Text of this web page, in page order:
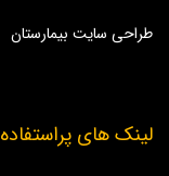
طراحی سایت بیمارستان
لینک های پراستفاده